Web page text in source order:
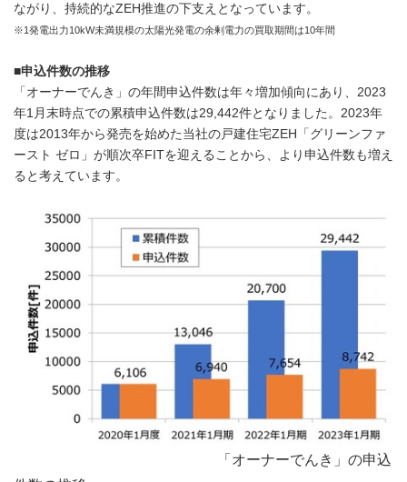
ながり、持続的なZEH推進の下支えとなっています。
※1発電出力10kW未満規模の太陽光発電の余剰電力の買取期間は10年間
■申込件数の推移
「オーナーでんき」の年間申込件数は年々増加傾向にあり、2023
年1月末時点での累積申込件数は29,442件となりました。2023年
度は2013年から発売を始めた当社の戸建住宅ZEH「グリーンファ
ースト ゼロ」が順次卒FITを迎えることから、より申込件数も増え
ると考えています。
「オーナーでんき」の申込